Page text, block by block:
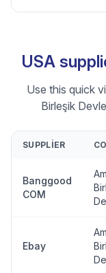
USA
Use this quick
Birleşik
SUPPLIER
Banggood
COM
Ebay